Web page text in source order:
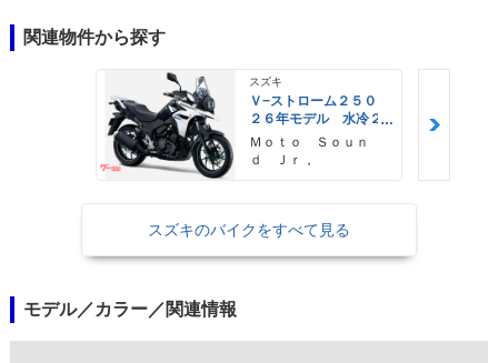
関連物件から探す
スズキ
Ｖ−ストローム２５０
２６年モデル 水冷２
気筒エンジン ＬＥＤ
ヘッドライト標準装備
Ｍｏｔｏ Ｓｏｕｎ
ｄ Ｊｒ，
スズキのバイクをすべて見る
モデル／カラー／関連情報